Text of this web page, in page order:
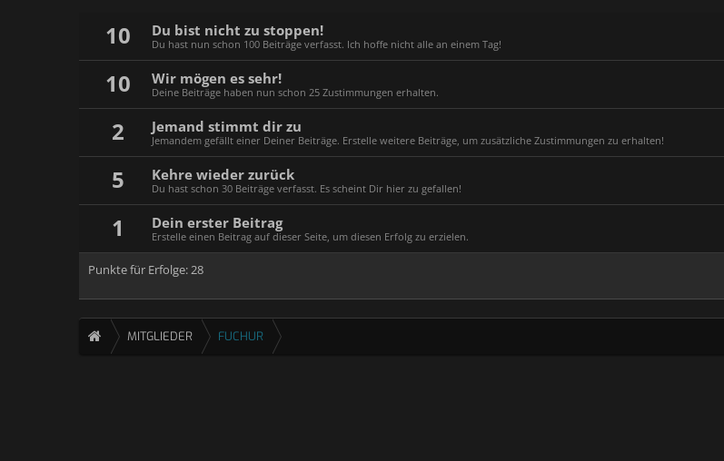
10 Du bist nicht zu stoppen!
Du hast nun schon 100 Beiträge verfasst. Ich hoffe nicht alle an einem Tag!
10 Wir mögen es sehr!
Deine Beiträge haben nun schon 25 Zustimmungen erhalten.
2 Jemand stimmt dir zu
Jemandem gefällt einer Deiner Beiträge. Erstelle weitere Beiträge, um zusätzliche Zustimmungen zu erhalten!
5 Kehre wieder zurück
Du hast schon 30 Beiträge verfasst. Es scheint Dir hier zu gefallen!
1 Dein erster Beitrag
Erstelle einen Beitrag auf dieser Seite, um diesen Erfolg zu erzielen.
Punkte für Erfolge: 28
MITGLIEDER FUCHUR